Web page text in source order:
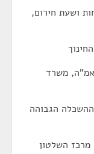
ושעת חירום,
משרד
הגבוהה
מרכז השלטון